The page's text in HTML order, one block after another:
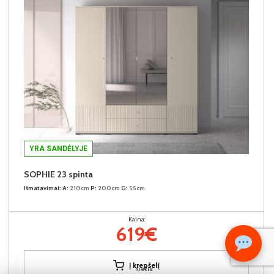
Kiekis:
YRA SANDĖLYJE
SOPHIE 23 spinta
Išmatavimai: A: 210cm P: 200cm G: 55cm
Kaina:
619€
Į krepšelį